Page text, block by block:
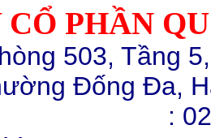
CỔ PHẦN
503, Tầng
Đống Đa,
: